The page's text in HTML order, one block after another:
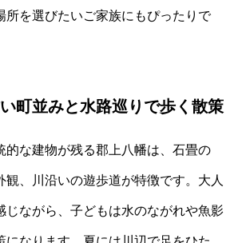
所を選びたいご家族にもぴったりで
町並みと水路巡りで歩く散策
的な建物が残る郡上八幡は、石畳の
観、川沿いの遊歩道が特徴です。大人
じながら、子どもは水のながれや魚影